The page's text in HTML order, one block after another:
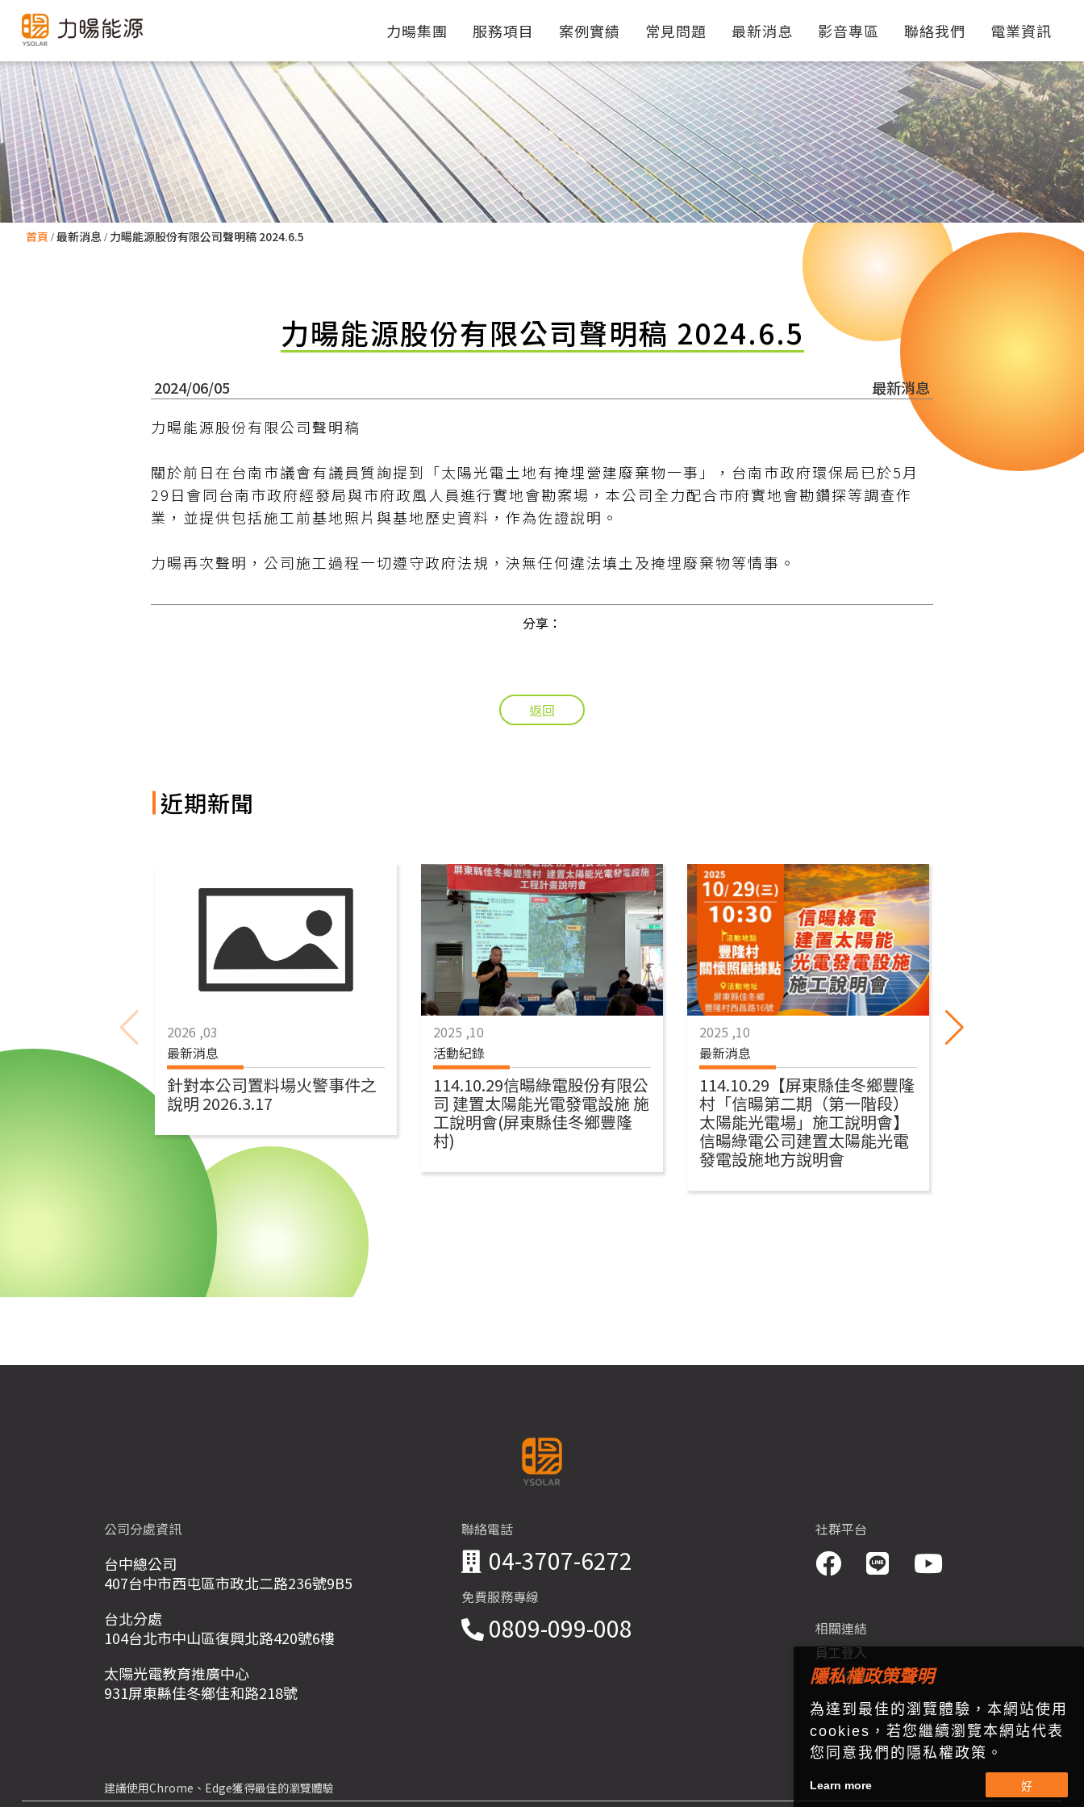
力暘集團 服務項目 案例實績 常見問題 最新消息 影音專區 聯絡我們 電業資訊
首頁 最新消息 力暘能源股份有限公司聲明稿 2024.6.5
力暘能源股份有限公司聲明稿 2024.6.5
2024/06/05
最新消息
力暘能源股份有限公司聲明稿
關於前日在台南市議會有議員質詢提到「太陽光電土地有掩埋營建廢棄物一事」，台南市政府環保局已於5月
29日會同台南市政府經發局與市府政風人員進行實地會勘案場，本公司全力配合市府實地會勘鑽探等調查作
業，並提供包括施工前基地照片與基地歷史資料，作為佐證說明。
力暘再次聲明，公司施工過程一切遵守政府法規，決無任何違法填土及掩埋廢棄物等情事。
分享：
返回
近期新聞
2026 ,03
最新消息
針對本公司置料場火警事件之
說明 2026.3.17
2025 ,10
活動紀錄
114.10.29信暘綠電股份有限公
司 建置太陽能光電發電設施 施
工說明會(屏東縣佳冬鄉豐隆
村)
2025 ,10
最新消息
114.10.29【屏東縣佳冬鄉豐隆
村「信暘第二期（第一階段）
太陽能光電場」施工說明會】
信暘綠電公司建置太陽能光電
發電設施地方說明會
隱私權政策聲明
為達到最佳的瀏覽體驗，本網站使用
cookies，若您繼續瀏覽本網站代表
您同意我們的隱私權政策。
Learn more
公司分處資訊
台中總公司
407台中市西屯區市政北二路236號9B5
台北分處
104台北市中山區復興北路420號6樓
太陽光電教育推廣中心
931屏東縣佳冬鄉佳和路218號
聯絡電話
04-3707-6272
免費服務專線
0809-099-008
社群平台
相關連結
員工登入
人才招募
建議使用Chrome、Edge獲得最佳的瀏覽體驗